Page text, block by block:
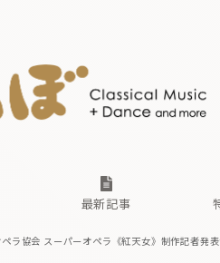
最新記事
古楽とその先と
無料ライブ配信
あ か さ
ペラ協会 スーパーオペラ《紅天女》制作記者発